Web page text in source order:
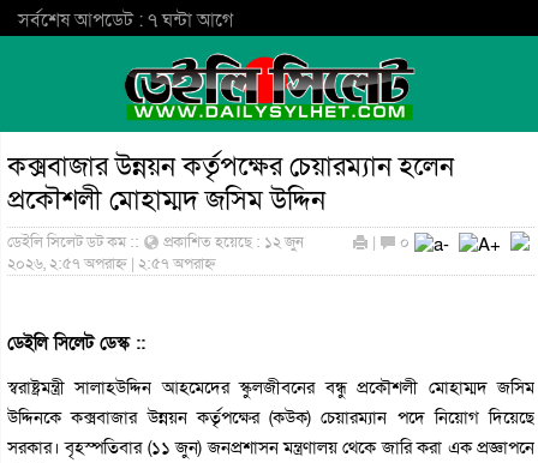
সর্বশেষ আপডেট : ৭ ঘন্টা আগে
কক্সবাজার উন্নয়ন কর্তৃপক্ষের চেয়ারম্যান হলেন
প্রকৌশলী মোহাম্মদ জসিম উদ্দিন
ডেইলি সিলেট ডট কম ::
প্রকাশিত হয়েছে : ১২ জুন
২০২৬, ২:৫৭ অপরাহ্ন | ২:৫৭ অপরাহ্ন
| ০
ডেইলি সিলেট ডেস্ক ::
স্বরাষ্ট্রমন্ত্রী সালাহউদ্দিন আহমেদের স্কুলজীবনের বন্ধু প্রকৌশলী মোহাম্মদ জসিম
উদ্দিনকে কক্সবাজার উন্নয়ন কর্তৃপক্ষের (কউক) চেয়ারম্যান পদে নিয়োগ দিয়েছে
সরকার। বৃহস্পতিবার (১১ জুন) জনপ্রশাসন মন্ত্রণালয় থেকে জারি করা এক প্রজ্ঞাপনে